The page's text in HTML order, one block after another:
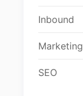
Inbound
Marketing
SEO